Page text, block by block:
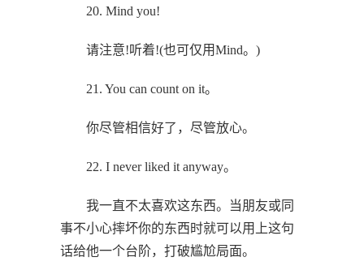
20. Mind you!
请注意!听着!(也可仅用Mind。)
21. You can count on it。
你尽管相信好了，尽管放心。
22. I never liked it anyway。
我一直不太喜欢这东西。当朋友或同
事不小心摔坏你的东西时就可以用上这句
话给他一个台阶，打破尴尬局面。